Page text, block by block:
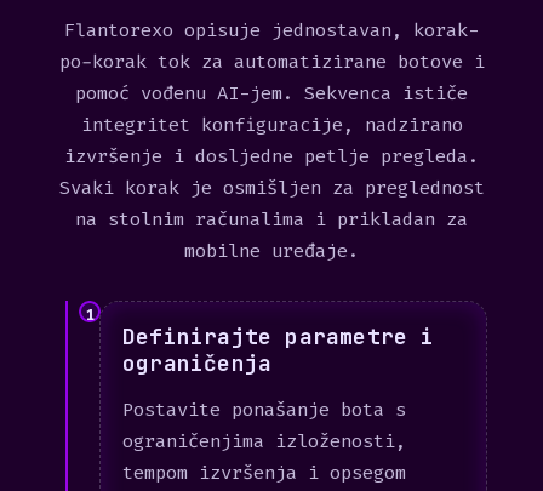
Flantorexo opisuje jednostavan, korak-
po-korak tok za automatizirane botove i
pomoć vođenu AI-jem. Sekvenca ističe
integritet konfiguracije, nadzirano
izvršenje i dosljedne petlje pregleda.
Svaki korak je osmišljen za preglednost
na stolnim računalima i prikladan za
mobilne uređaje.
1
Definirajte parametre i
ograničenja
Postavite ponašanje bota s
ograničenjima izloženosti,
tempom izvršenja i opsegom